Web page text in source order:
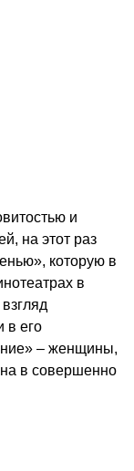
и
на этот раз
которую в
в
в его
– женщины,
в совершенно